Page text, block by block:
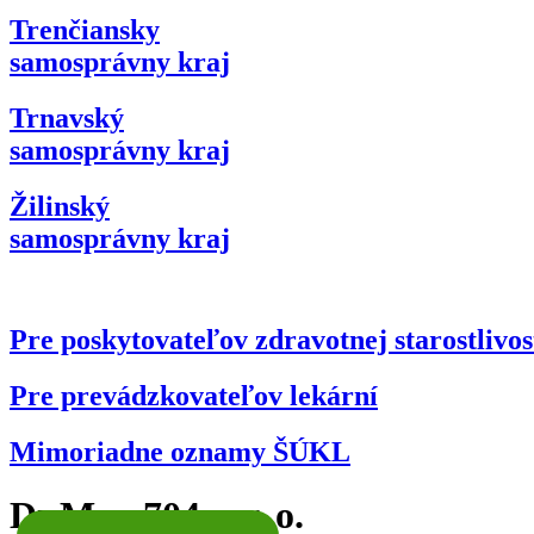
Trenčiansky
samosprávny kraj
Trnavský
samosprávny kraj
Žilinský
samosprávny kraj
Pre poskytovateľov zdravotnej
Pre prevádzkovateľov lekární
Mimoriadne oznamy ŠÚKL
Dr.Max 704 s. r. o.